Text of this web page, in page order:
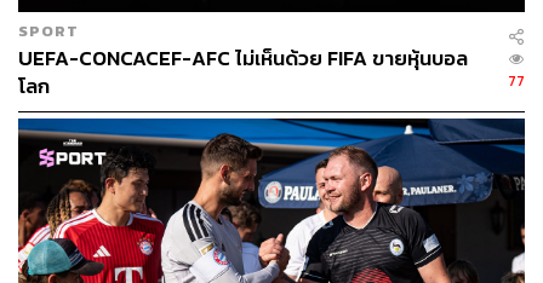
SPORT
UEFA-CONCACEF-AFC ไม่เห็นด้วย FIFA ขายหุ้นบอล
โลก
77